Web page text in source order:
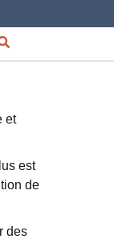
et
est
de
des